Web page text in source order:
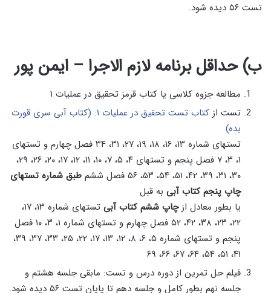
تست ۵۶ دیده شود.
ب) حداقل برنامه لازم الاجرا – ایمن پور
مطالعه جزوه کلاسی یا کتاب قرمز تحقیق در عملیات ۱
تست از
کتاب تست تحقیق در عملیات ۱: (کتاب آبی سری قورت
بده)
تستهای شماره ۱۳، ۱۶، ۱۸، ۱۹، ۲۷، ۳۱، ۳۴ فصل چهارم و تستهای
۱، ۳، ۷ فصل پنجم و تستهای ۴، ۵، ۷، ۱۰، ۱۱، ۱۲، ۱۷، ۲۰، ۲۶، ۲۹،
۳۰، ۳۱، ۳۹، ۴۲، ۵۱، ۵۴، ۵۳، ۵۶ فصل ششم
طبق شماره تستهای
چاپ پنجم کتاب آبی به قبل
یا بطور معادل ازچاپ ششم کتاب آبی
تستهای شماره ۱۳، ۱۷،
۲۲، ۲۳، ۳۸، ۴۲، ۵۲ فصل چهارم و تستهای شماره ۱، ۳، ۱۰ فصل
پنجم و تستهای شماره ۵، ۶، ۸، ۱۲، ۱۳، ۱۷، ۲۲، ۲۵، ۳۳، ۳۷، ۳۹،
۴۱، ۵۱، ۵۴، ۶۴، ۶۷، ۶۶، ۶۹
فیلم حل تمرین از دوره درس و تست: مابقی جلسه هشتم و
جلسه نهم بطور کامل و جلسه دهم تا پایان تست ۵۶ دیده شود.